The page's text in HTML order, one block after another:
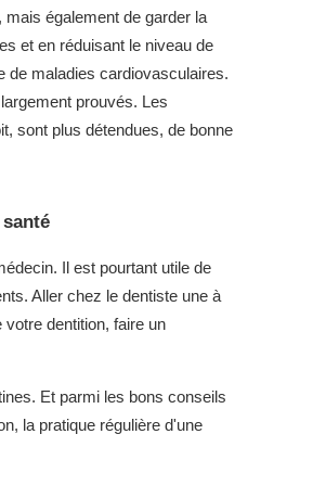
également de garder la
et en réduisant le niveau de
de maladies cardiovasculaires.
prouvés. Les
sont plus détendues, de bonne
Il est pourtant utile de
Aller chez le dentiste une à
dentition, faire un
Et parmi les bons conseils
la pratique régulière d'une